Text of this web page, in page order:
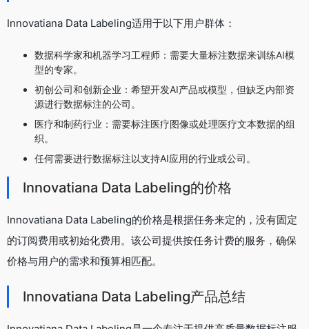
Innovatiana Data Labeling适用于以下用户群体：
数据科学家和机器学习工程师：需要大量标注数据来训练AI模
型的专家。
初创公司和创新企业：希望开发AI产品或模型，但缺乏内部资
源进行数据标注的公司。
医疗和制药行业：需要标注医疗图像或处理医疗文本数据的组
织。
任何需要进行数据标注以支持AI应用的行业或公司。
Innovatiana Data Labeling的价格
Innovatiana Data Labeling的价格是根据任务来定的，没有固定
的订阅费用或初始化费用。该公司提供按任务计费的服务，确保
价格与用户的需求和预算相匹配。
Innovatiana Data Labeling产品总结